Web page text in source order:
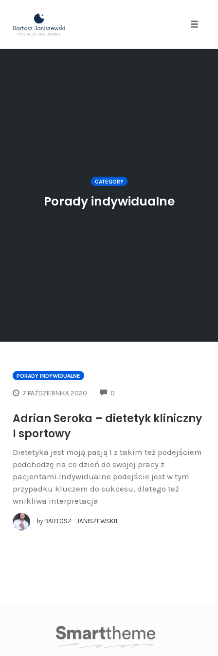
CATEGORY
Porady indywidualne
PORADY INDYWIDUALNE
7 PAŹDZIERNIKA 2020 0
Adrian Seroka – dietetyk kliniczny
I sportowy
Dietetyka jest moją pasją I z takim też podejściem
podchodzę na co dzień do swojej pracy z
pacjentami.Indywidualne podejście jest w tym
przypadku kluczem do sukcesu, dlatego też
wnikliwa interpretacja
by BARTOSZ_JANISZEWSKI1